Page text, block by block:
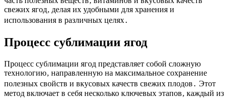
свежих ягод‚ делая их удобными для хранения и
использования в различных целях․
Процесс сублимации ягод
Процесс сублимации ягод представляет собой сложную
технологию‚ направленную на максимальное сохранение
полезных свойств и вкусовых качеств свежих плодов․ Этот
метод включает в себя несколько ключевых этапов‚ каждый из